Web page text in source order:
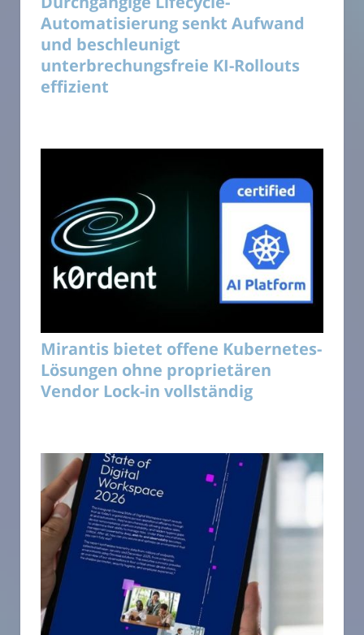
Automatisierung senkt Aufwand
und beschleunigt
unterbrechungsfreie KI-Rollouts
effizient
Mirantis bietet offene Kubernetes-
Lösungen ohne proprietären
Vendor Lock-in vollständig